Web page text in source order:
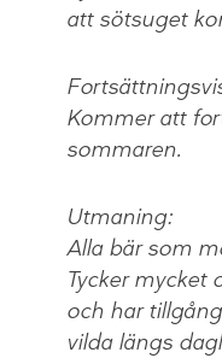
att sötsuget
Kommer att
sommaren.
Utmaning:
Alla bär som
Tycker mycket
och har
vilda längs